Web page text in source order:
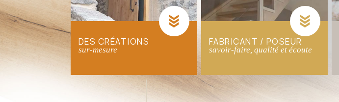
DES CRÉATIONS
sur-mesure
FABRICANT / POSEUR
savoir-faire, qualité et écoute